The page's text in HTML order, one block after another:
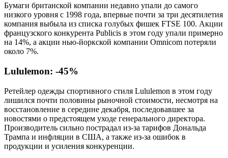
Бумаги британской компании недавно упали до самого
низкого уровня с 1998 года, впервые почти за три десятилетия
компания выбыла из списка голубых фишек FTSE 100. Акции
французского конкурента Publicis в этом году упали примерно
на 14%, а акции нью-йоркской компании Omnicom потеряли
около 7%.
Lululemon: -45%
Ретейлер одежды спортивного стиля Lululemon в этом году
лишился почти половины рыночной стоимости, несмотря на
восстановление в середине декабря, последовавшее за
новостями о предстоящем уходе генерального директора.
Производитель сильно пострадал из-за тарифов Дональда
Трампа и инфляции в США, а также из-за ошибок в
продукции и усиления конкуренции.